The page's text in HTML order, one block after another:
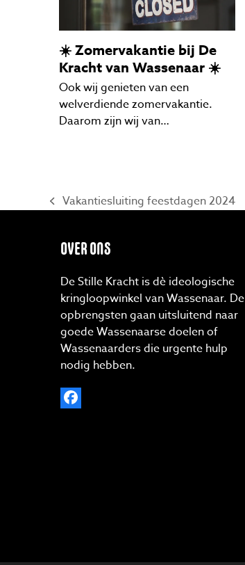
☀️ Zomervakantie bij De
Kracht van Wassenaar ☀️
Ook wij genieten van een
welverdiende zomervakantie.
Daarom zijn wij van…
previous
Vakantiesluiting feestdagen 2024
OVER ONS
De Stille Kracht is dè ideologische
kringloopwinkel van Wassenaar. De
opbrengsten gaan uitsluitend naar
goede Wassenaarse doelen of
Wassenaarders die urgente hulp
nodig hebben.
Facebook